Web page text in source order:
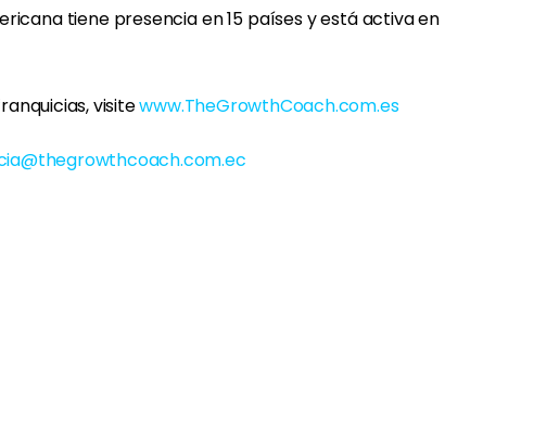
tiene presencia en 15 países y está activa en
visitewww.TheGrowthCoach.com.es